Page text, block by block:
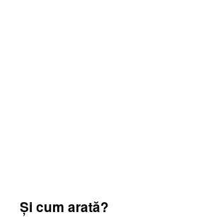
Și cum arată?